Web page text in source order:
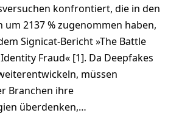
konfrontiert, die in den
um 2137 % zugenommen haben,
Signicat-Bericht »The Battle
Fraud« [1]. Da Deepfakes
müssen
Branchen ihre
überdenken,…